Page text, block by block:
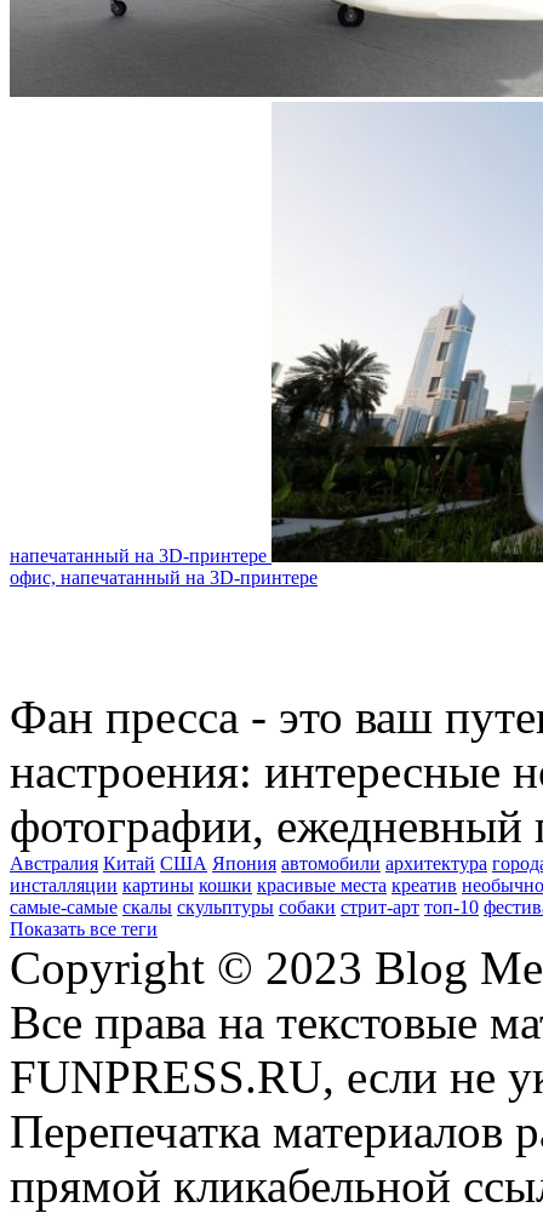
напечатанный на 3D-принтере
офис, напечатанный на 3D-принтере
Фан пресса - это ваш
настроения: интересные
фотографии, ежедневный
Австралия Китай США Япония автомобили архитектура
инсталляции картины кошки красивые места креатив
самые-самые скалы скульптуры собаки стрит-арт топ-10
Показать все теги
Copyright © 2023 Blog
Все права на текстовые
FUNPRESS.RU, если не
Перепечатка материалов
прямой кликабельной